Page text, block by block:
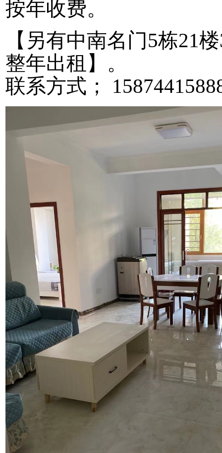
按年收费。
【另有中南名门5栋21
整年出租】。
联系方式；